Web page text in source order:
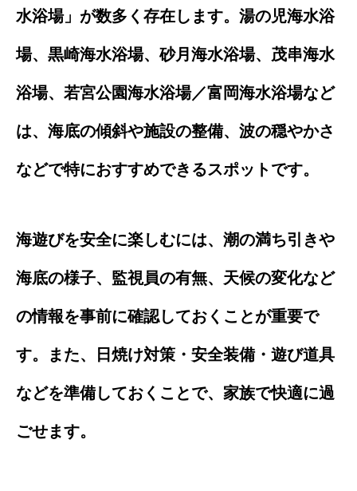
水浴場」が数多く存在します。湯の児海水浴
場、黒崎海水浴場、砂月海水浴場、茂串海水
浴場、若宮公園海水浴場／富岡海水浴場など
は、海底の傾斜や施設の整備、波の穏やかさ
などで特におすすめできるスポットです。
海遊びを安全に楽しむには、潮の満ち引きや
海底の様子、監視員の有無、天候の変化など
の情報を事前に確認しておくことが重要で
す。また、日焼け対策・安全装備・遊び道具
などを準備しておくことで、家族で快適に過
ごせます。